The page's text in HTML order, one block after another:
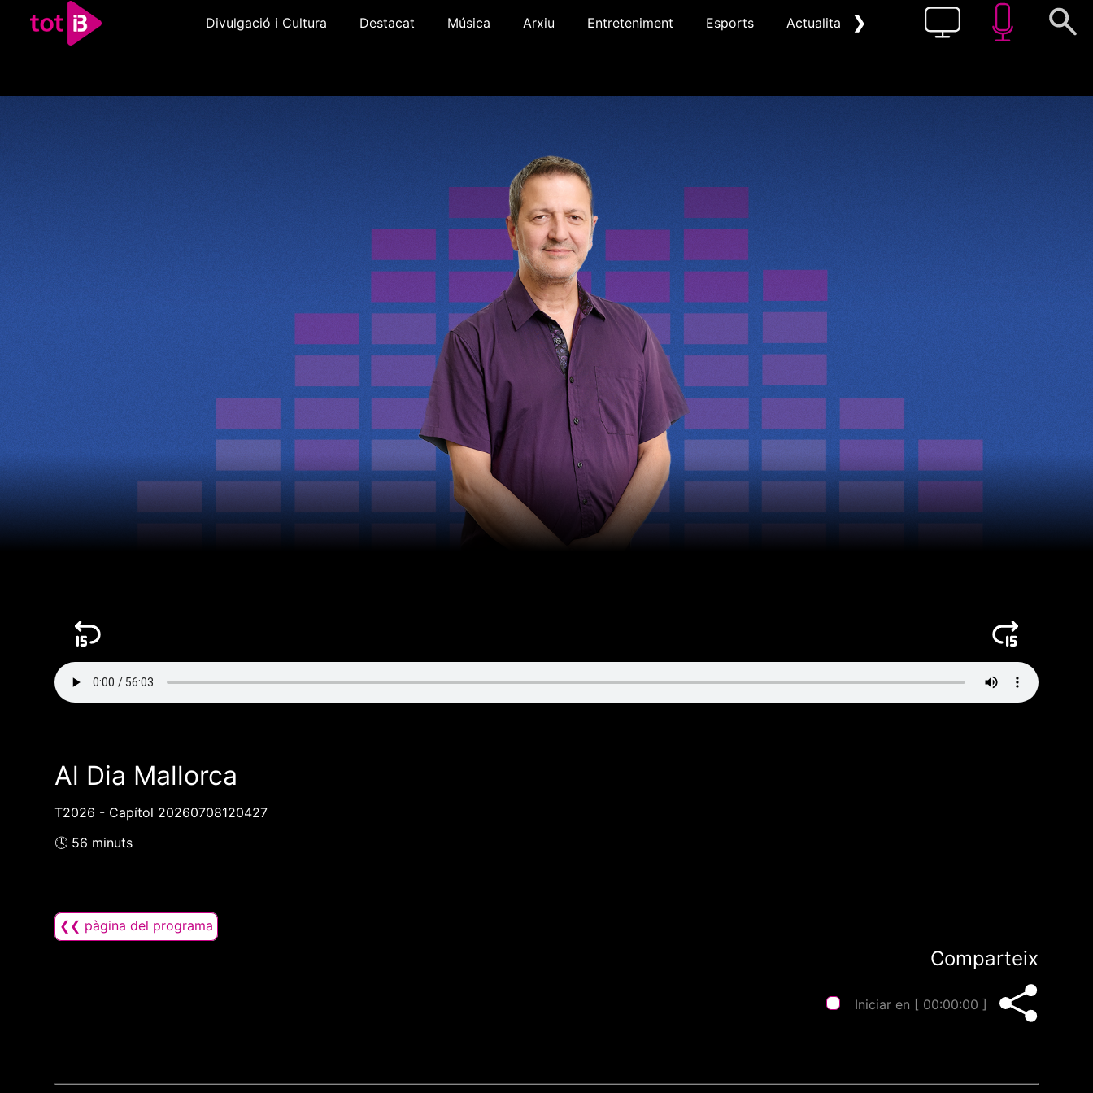
Divulgació i Cultura Destacat Música Arxiu Entreteniment Esports Actualitat Pòdcast
❯
Al Dia Mallorca
T2026 - Capítol 20260708120427
🕓 56 minuts
❮❮ pàgina del programa
Comparteix
Iniciar en [ 00:00:00 ]